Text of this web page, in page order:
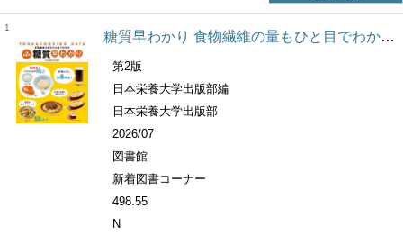
1
糖質早わかり 食物繊維の量もひと目でわかる Food & cooking data
第2版
日本栄養大学出版部編
日本栄養大学出版部
2026/07
図書館
新着図書コーナー
498.55
N